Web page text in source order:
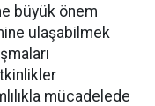
büyük önem
ulaşabilmek
mücadelede